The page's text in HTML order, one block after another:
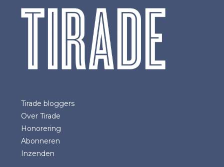
Tirade bloggers
Over Tirade
Honorering
Abonneren
Inzenden